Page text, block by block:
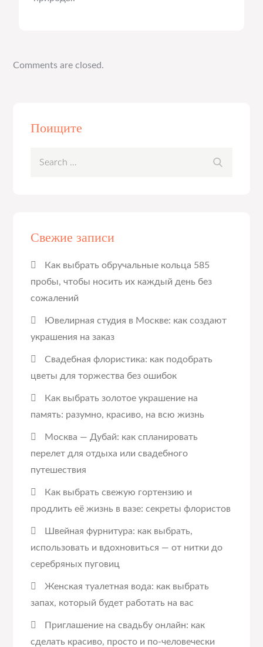
Comments are closed.
Поищите
Свежие записи
Как выбрать обручальные кольца 585
пробы, чтобы носить их каждый день без
сожалений
Ювелирная студия в Москве: как создают
украшения на заказ
Свадебная флористика: как подобрать
цветы для торжества без ошибок
Как выбрать золотое украшение на
память: разумно, красиво, на всю жизнь
Москва — Дубай: как спланировать
перелет для отдыха или свадебного
путешествия
Как выбрать свежую гортензию и
продлить её жизнь в вазе: секреты флористов
Швейная фурнитура: как выбрать,
использовать и вдохновиться — от нитки до
серебряных пуговиц
Женская туалетная вода: как выбрать
запах, который будет работать на вас
Приглашение на свадьбу онлайн: как
сделать красиво, просто и по-человечески